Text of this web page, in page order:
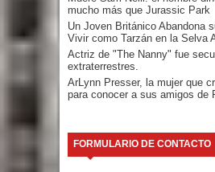
mucho más que Jurassic Park
Un Joven Británico Abandona
Vivir como Tarzán en la Selva
Actriz de "The Nanny" fue
extraterrestres.
ArLynn Presser, la mujer que
para conocer a sus amigos de
FORMULARIO DE CONTACTO